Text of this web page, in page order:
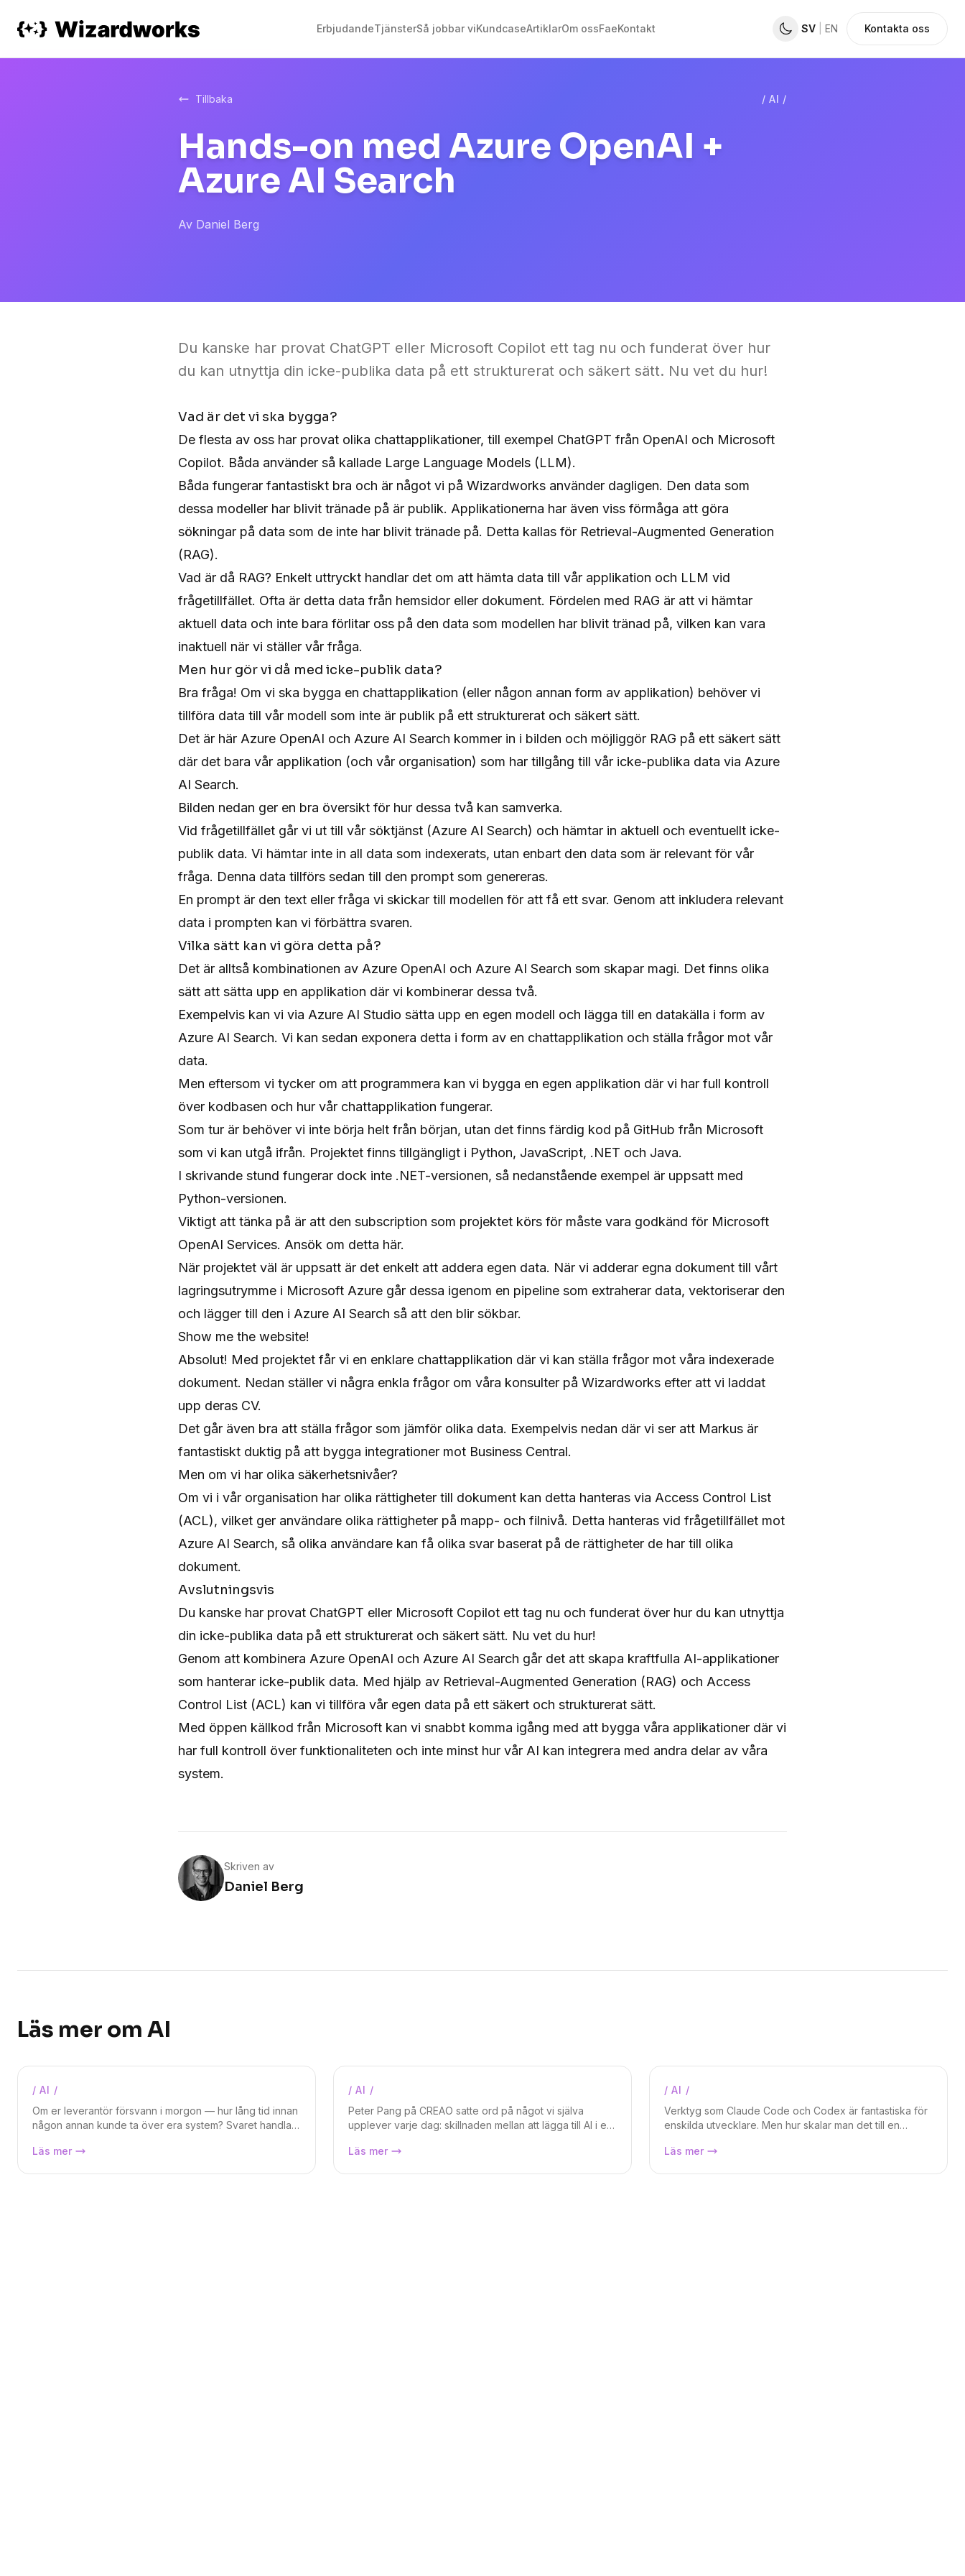
ErbjudandeTjänsterSå jobbar viKundcaseArtiklarOm ossFaeKontakt SV EN Kontakta oss
Tillbaka /AI /
Hands-on med Azure OpenAI +
Azure AI Search
Av Daniel Berg
Du kanske har provat ChatGPT eller Microsoft Copilot ett tag nu och funderat över hur
du kan utnyttja din icke-publika data på ett strukturerat och säkert sätt. Nu vet du hur!
Vad är det vi ska bygga?
De flesta av oss har provat olika chattapplikationer, till exempel ChatGPT från OpenAI och Microsoft
Copilot. Båda använder så kallade Large Language Models (LLM).
Båda fungerar fantastiskt bra och är något vi på Wizardworks använder dagligen. Den data som
dessa modeller har blivit tränade på är publik. Applikationerna har även viss förmåga att göra
sökningar på data som de inte har blivit tränade på. Detta kallas för Retrieval-Augmented Generation
(RAG).
Vad är då RAG? Enkelt uttryckt handlar det om att hämta data till vår applikation och LLM vid
frågetillfället. Ofta är detta data från hemsidor eller dokument. Fördelen med RAG är att vi hämtar
aktuell data och inte bara förlitar oss på den data som modellen har blivit tränad på, vilken kan vara
inaktuell när vi ställer vår fråga.
Men hur gör vi då med icke-publik data?
Bra fråga! Om vi ska bygga en chattapplikation (eller någon annan form av applikation) behöver vi
tillföra data till vår modell som inte är publik på ett strukturerat och säkert sätt.
Det är här Azure OpenAI och Azure AI Search kommer in i bilden och möjliggör RAG på ett säkert sätt
där det bara vår applikation (och vår organisation) som har tillgång till vår icke-publika data via Azure
AI Search.
Bilden nedan ger en bra översikt för hur dessa två kan samverka.
Vid frågetillfället går vi ut till vår söktjänst (Azure AI Search) och hämtar in aktuell och eventuellt icke-
publik data. Vi hämtar inte in all data som indexerats, utan enbart den data som är relevant för vår
fråga. Denna data tillförs sedan till den prompt som genereras.
En prompt är den text eller fråga vi skickar till modellen för att få ett svar. Genom att inkludera relevant
data i prompten kan vi förbättra svaren.
Vilka sätt kan vi göra detta på?
Det är alltså kombinationen av Azure OpenAI och Azure AI Search som skapar magi. Det finns olika
sätt att sätta upp en applikation där vi kombinerar dessa två.
Exempelvis kan vi via Azure AI Studio sätta upp en egen modell och lägga till en datakälla i form av
Azure AI Search. Vi kan sedan exponera detta i form av en chattapplikation och ställa frågor mot vår
data.
Men eftersom vi tycker om att programmera kan vi bygga en egen applikation där vi har full kontroll
över kodbasen och hur vår chattapplikation fungerar.
Som tur är behöver vi inte börja helt från början, utan det finns färdig kod på GitHub från Microsoft
som vi kan utgå ifrån. Projektet finns tillgängligt i Python, JavaScript, .NET och Java.
I skrivande stund fungerar dock inte .NET-versionen, så nedanstående exempel är uppsatt med
Python-versionen.
Viktigt att tänka på är att den subscription som projektet körs för måste vara godkänd för Microsoft
OpenAI Services. Ansök om detta här.
När projektet väl är uppsatt är det enkelt att addera egen data. När vi adderar egna dokument till vårt
lagringsutrymme i Microsoft Azure går dessa igenom en pipeline som extraherar data, vektoriserar den
och lägger till den i Azure AI Search så att den blir sökbar.
Show me the website!
Absolut! Med projektet får vi en enklare chattapplikation där vi kan ställa frågor mot våra indexerade
dokument. Nedan ställer vi några enkla frågor om våra konsulter på Wizardworks efter att vi laddat
upp deras CV.
Det går även bra att ställa frågor som jämför olika data. Exempelvis nedan där vi ser att Markus är
fantastiskt duktig på att bygga integrationer mot Business Central.
Men om vi har olika säkerhetsnivåer?
Om vi i vår organisation har olika rättigheter till dokument kan detta hanteras via Access Control List
(ACL), vilket ger användare olika rättigheter på mapp- och filnivå. Detta hanteras vid frågetillfället mot
Azure AI Search, så olika användare kan få olika svar baserat på de rättigheter de har till olika
dokument.
Avslutningsvis
Du kanske har provat ChatGPT eller Microsoft Copilot ett tag nu och funderat över hur du kan utnyttja
din icke-publika data på ett strukturerat och säkert sätt. Nu vet du hur!
Genom att kombinera Azure OpenAI och Azure AI Search går det att skapa kraftfulla AI-applikationer
som hanterar icke-publik data. Med hjälp av Retrieval-Augmented Generation (RAG) och Access
Control List (ACL) kan vi tillföra vår egen data på ett säkert och strukturerat sätt.
Med öppen källkod från Microsoft kan vi snabbt komma igång med att bygga våra applikationer där vi
har full kontroll över funktionaliteten och inte minst hur vår AI kan integrera med andra delar av våra
system.
Skriven av
Daniel Berg
Läs mer om AI
/AI /
Om er leverantör försvann i morgon — hur lång tid innan
någon annan kunde ta över era system? Svaret handlar
av arbetet.
Läs mer
/AI /
Peter Pang på CREAO satte ord på något vi själva
upplever varje dag: skillnaden mellan att lägga till AI i en
grunden runt AI-agenter.
Läs mer
/AI /
Verktyg som Claude Code och Codex är fantastiska för
enskilda utvecklare. Men hur skalar man det till en
Agentic Enterprise — försöker svara på.
Läs mer